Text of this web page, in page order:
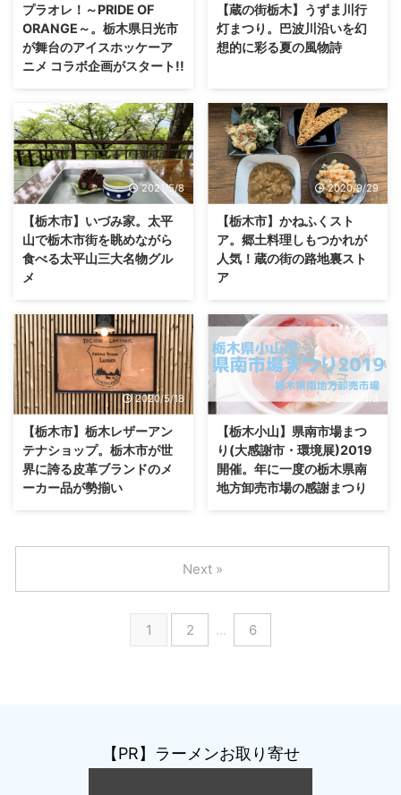
プラオレ！～PRIDE OF
ORANGE～。栃木県日光市
が舞台のアイスホッケーア
ニメ コラボ企画がスタート!!
【蔵の街栃木】うずま川行
灯まつり。巴波川沿いを幻
想的に彩る夏の風物詩
2021/5/8
【栃木市】いづみ家。太平
山で栃木市街を眺めながら
食べる太平山三大名物グル
メ
2020/9/29
【栃木市】かねふくスト
ア。郷土料理しもつかれが
人気！蔵の街の路地裏スト
ア
2020/5/18
【栃木市】栃木レザーアン
テナショップ。栃木市が世
界に誇る皮革ブランドのメ
ーカー品が勢揃い
2020/1/3
【栃木小山】県南市場まつ
り(大感謝市・環境展)2019
開催。年に一度の栃木県南
地方卸売市場の感謝まつり
1 2 … 6
Next »
【PR】ラーメンお取り寄せ